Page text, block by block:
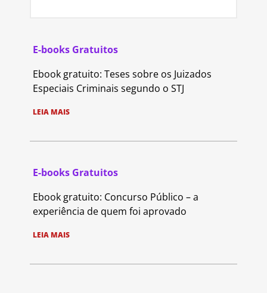
E-books Gratuitos
Ebook gratuito: Teses sobre os Juizados
Especiais Criminais segundo o STJ
LEIA MAIS
E-books Gratuitos
Ebook gratuito: Concurso Público – a
experiência de quem foi aprovado
LEIA MAIS